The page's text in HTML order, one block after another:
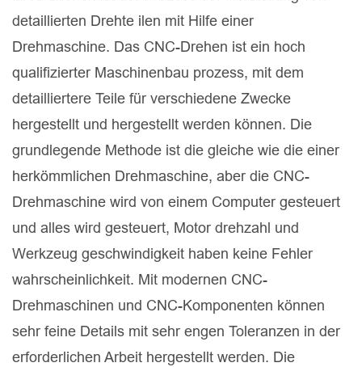
detaillierten Drehte ilen mit Hilfe einer
Drehmaschine. Das CNC-Drehen ist ein hoch
qualifizierter Maschinenbau prozess, mit dem
detailliertere Teile für verschiedene Zwecke
hergestellt und hergestellt werden können. Die
grundlegende Methode ist die gleiche wie die einer
herkömmlichen Drehmaschine, aber die CNC-
Drehmaschine wird von einem Computer gesteuert
und alles wird gesteuert, Motor drehzahl und
Werkzeug geschwindigkeit haben keine Fehler
wahrscheinlichkeit. Mit modernen CNC-
Drehmaschinen und CNC-Komponenten können
sehr feine Details mit sehr engen Toleranzen in der
erforderlichen Arbeit hergestellt werden. Die